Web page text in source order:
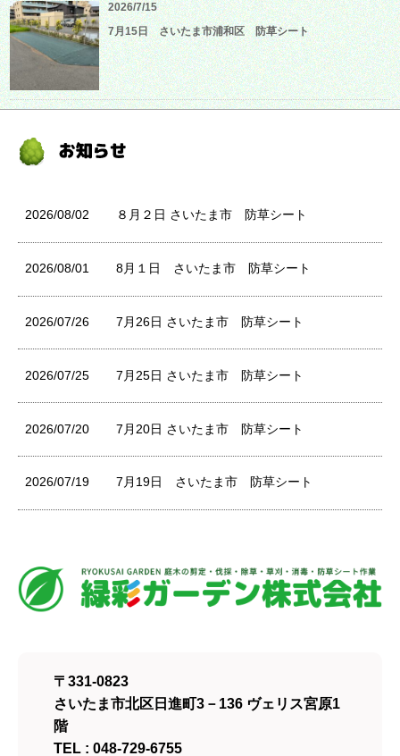
2026/7/15
7月15日 さいたま市浦和区 防草シート
2026/08/02 ８月２日 さいたま市 防草シート
2026/08/01 8月１日 さいたま市 防草シート
2026/07/26 7月26日 さいたま市 防草シート
2026/07/25 7月25日 さいたま市 防草シート
2026/07/20 7月20日 さいたま市 防草シート
2026/07/19 7月19日 さいたま市 防草シート
〒331-0823
さいたま市北区日進町3－136 ヴェリス宮原1
階
TEL : 048-729-6755